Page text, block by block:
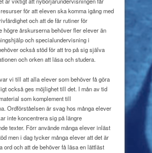
för att eleven ska komma igång med
och att de får rutiner för
högre årskurserna behöver fler elever än
och specialundervisning i
också stöd för att tro på sig själva
och orken att läsa och studera.
vi till att alla elever som behöver få göra
också ges möjlighet till det. I mån av tid
som komplement till
Ordförståelsen är svag hos många elever
inte koncentrera sig på längre
texter. Förr använde många elever inläst
men i dag tycker många elever att det är
ord och att de behöver få läsa en lättläst